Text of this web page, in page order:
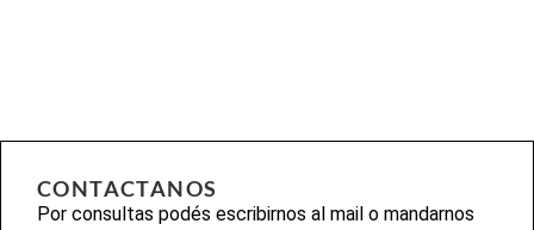
CONTACTANOS
Por consultas podés escribirnos al mail o mandarnos